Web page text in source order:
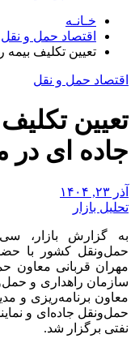
خـانـه
اقتصاد حمل و نقل
تعیین تکلیف
اقتصاد حمل و نقل
تعیین
جاده ای
آذر ۲۳, ۱۴۰۴
تحلیل بازار
به گزارش بازار،
حمل‌ونقل کشور با
مهران قربانی معاون
سازمان راهداری و
معاون برنامه‌ریزی و
حمل‌ونقل جاده‌ای و
نفتی برگزار شد.